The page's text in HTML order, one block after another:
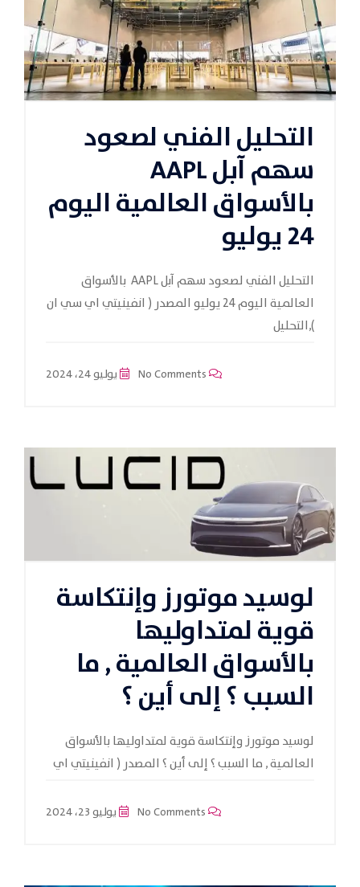
التحليل الفني لصعود
سهم آبل AAPL
بالأسواق العالمية اليوم
24 يوليو
التحليل الفني لصعود سهم آبل AAPL بالأسواق
العالمية اليوم 24 يوليو المصدر ( انفينيتي اي سي ان
),التحليل
يوليو 24، 2024
لوسيد موتورز وإنتكاسة
قوية لمتداوليها
بالأسواق العالمية , ما
السبب ؟ إلى أين ؟
لوسيد موتورز وإنتكاسة قوية لمتداوليها بالأسواق
العالمية , ما السبب ؟ إلى أين ؟ المصدر ( انفينيتي اي
يوليو 23، 2024